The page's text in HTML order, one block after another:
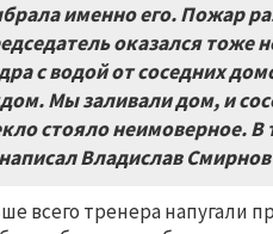
именно его. Пожар
оказался
с водой от соседних
Мы заливали дом, и
стояло неимоверное.
написал Владислав
всего тренера напугали